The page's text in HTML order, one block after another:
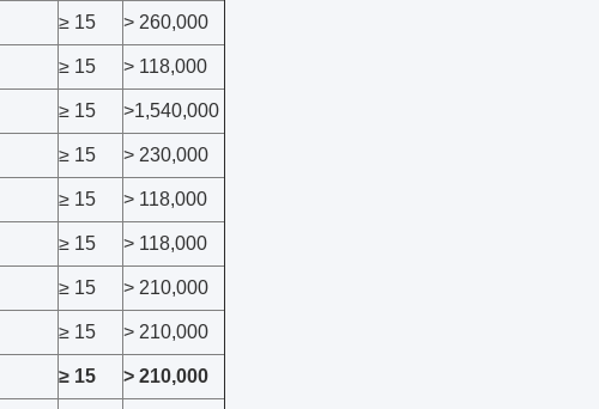
≥ 15 > 260,000
≥ 15 > 118,000
≥ 15 >1,540,000
≥ 15 > 230,000
≥ 15 > 118,000
≥ 15 > 118,000
≥ 15 > 210,000
≥ 15 > 210,000
≥ 15 > 210,000